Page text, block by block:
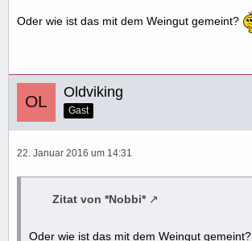
Oder wie ist das mit dem Weingut gemeint?
Oldviking
Gast
22. Januar 2016 um 14:31
Zitat von *Nobbi*
Oder wie ist das mit dem Weingut gemeint?